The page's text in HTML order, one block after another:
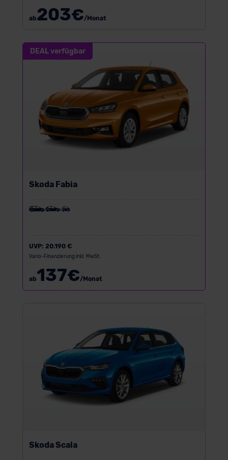
ab203€/Monat
DEAL verfügbar
Skoda Fabia
UVP: 20.190 €
Vario-Finanzierung inkl. MwSt.
ab137€/Monat
Skoda Scala